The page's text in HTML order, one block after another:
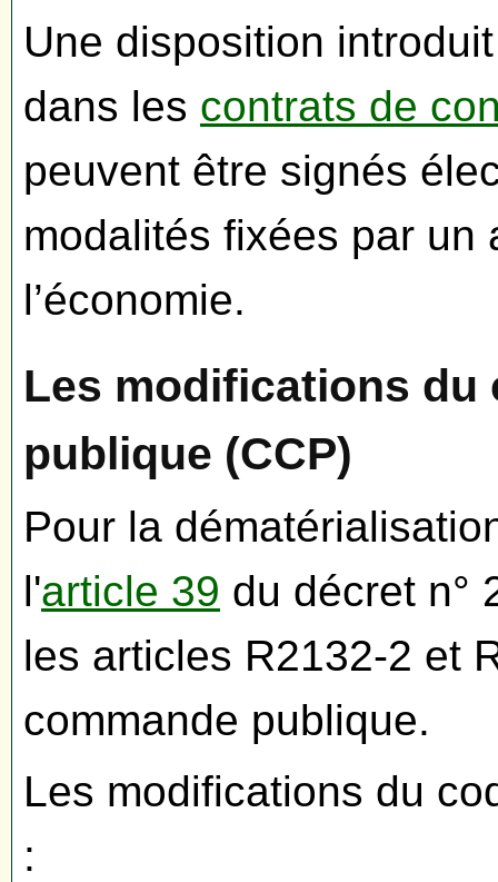
Une disposition
dans les contrats de
peuvent être signés
modalités fixées par un
l’économie.
Les modifications du
publique (CCP)
Pour la
l'article 39 du décret n°
les articles R2132-2 et
commande publique.
Les modifications du
: